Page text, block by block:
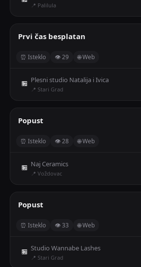
📍 Palilula
Prvi čas besplatan
⏰ Isteklo 👁 29 🌐 Web
🏪 Plesni studio Natalija i Ivica
📍 Stari Grad
Popust
⏰ Isteklo 👁 28 🌐 Web
🏪 Naj Ceramics
📍 Voždovac
Popust
⏰ Isteklo 👁 33 🌐 Web
🏪 Studio Wannabe Lashes
📍 Stari Grad